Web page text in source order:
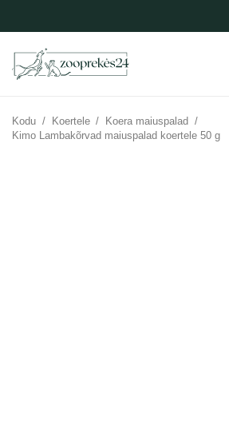
Kodu / Koertele / Koera maiuspalad /
Kimo Lambakõrvad maiuspalad koertele 50 g